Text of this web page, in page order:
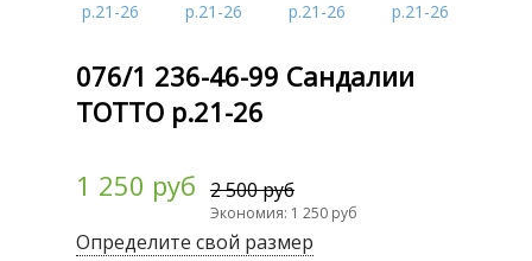
076/1 236-46-99 Сандалии
ТОТТО р.21-26
1 250 руб 2 500 руб
Экономия: 1 250 руб
Определите свой размер